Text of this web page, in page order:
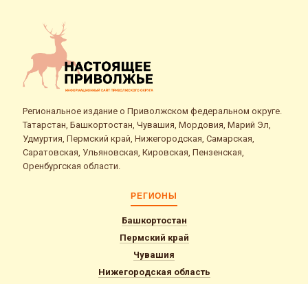
Региональное издание о Приволжском федеральном округе.
Татарстан, Башкортостан, Чувашия, Мордовия, Марий Эл,
Удмуртия, Пермский край, Нижегородская, Самарская,
Саратовская, Ульяновская, Кировская, Пензенская,
Оренбургская области.
РЕГИОНЫ
Башкортостан
Пермский край
Чувашия
Нижегородская область